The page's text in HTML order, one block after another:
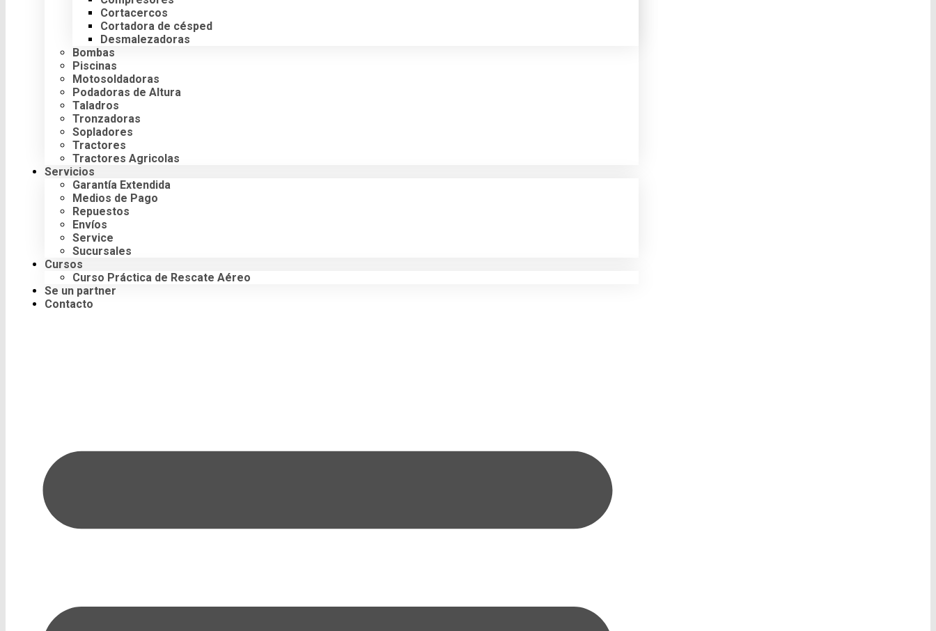
Cortacercos
Cortadora de césped
Desmalezadoras
Bombas
Piscinas
Motosoldadoras
Podadoras de Altura
Taladros
Tronzadoras
Sopladores
Tractores
Tractores Agricolas
Servicios
Garantía Extendida
Medios de Pago
Repuestos
Envíos
Service
Sucursales
Cursos
Curso Práctica de Rescate Aéreo
Se un partner
Contacto